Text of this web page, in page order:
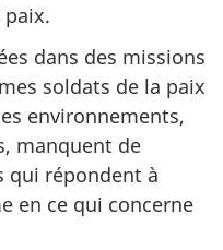
dans des missions
soldats de la paix
environnements,
manquent de
qui répondent à
en ce qui concerne